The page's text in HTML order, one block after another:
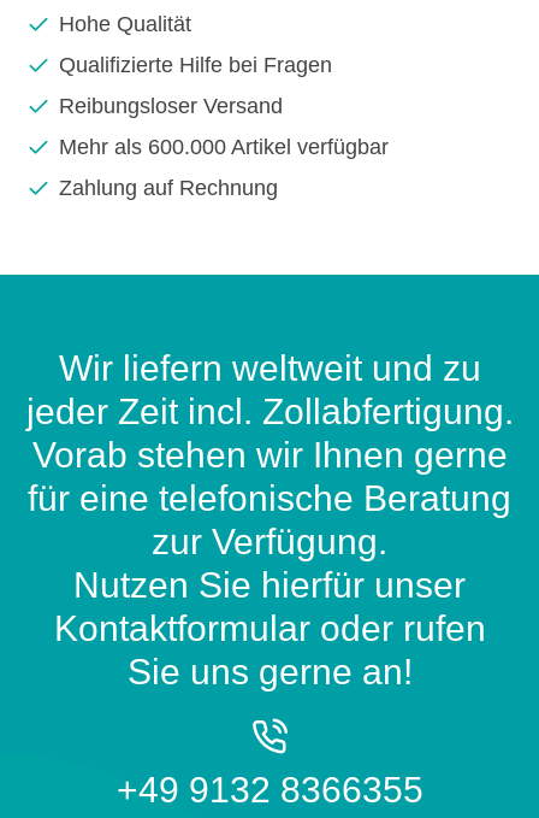
Hohe Qualität
Qualifizierte Hilfe bei Fragen
Reibungsloser Versand
Mehr als 600.000 Artikel verfügbar
Zahlung auf Rechnung
Wir liefern weltweit und zu
jeder Zeit incl. Zollabfertigung.
Vorab stehen wir Ihnen gerne
für eine telefonische Beratung
zur Verfügung.
Nutzen Sie hierfür unser
Kontaktformular oder rufen
Sie uns gerne an!
+49 9132 8366355